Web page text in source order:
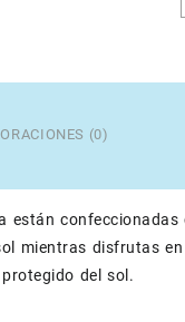
(0)
están
mientras disfrutas
del sol.